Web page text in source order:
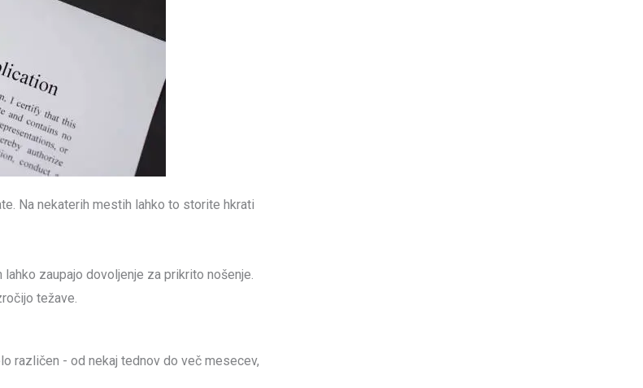
Na nekaterih mestih lahko to storite hkrati
zaupajo dovoljenje za prikrito nošenje.
težave.
različen - od nekaj tednov do več mesecev,